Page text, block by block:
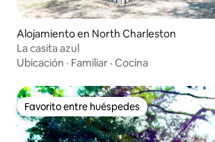
Alojamiento en North Charleston
La casita azul
Ubicación · Familiar · Cocina
Favorito entre huéspedes
Favorito entre huéspedes